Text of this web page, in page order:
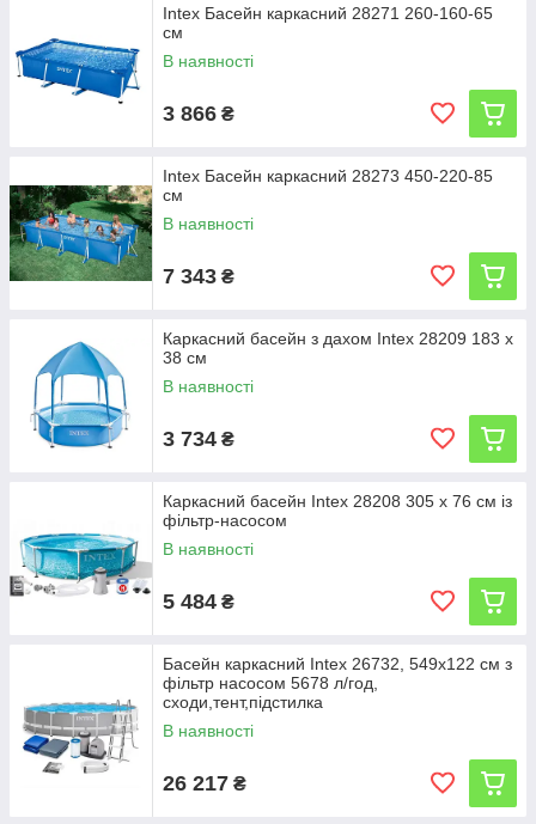
Intex Басейн каркасний 28271 260-160-65
см
В наявності
3 866 ₴
Intex Басейн каркасний 28273 450-220-85
см
В наявності
7 343 ₴
Каркасний басейн з дахом Intex 28209 183 x
38 см
В наявності
3 734 ₴
Каркасний басейн Intex 28208 305 x 76 см із
фільтр-насосом
В наявності
5 484 ₴
Басейн каркасний Intex 26732, 549х122 см з
фільтр насосом 5678 л/год,
сходи,тент,підстилка
В наявності
26 217 ₴